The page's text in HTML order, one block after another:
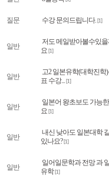
질문 수강 문의드립니다. [1]
일반
저도 메일받아볼수있
요 [1]
일반
고2 일본유학(대학진학
표 수강... [1]
일반
일본어 왕초보도 가능
요 [1]
일반
내신 낮아도 일본대학
있나요? [1]
일반
일어일문학과 전망 과
유학 [1]